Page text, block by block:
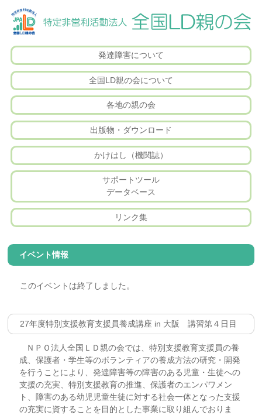
発達障害について
全国LD親の会について
各地の親の会
出版物・ダウンロード
かけはし（機関誌）
サポートツール
データベース
リンク集
イベント情報
このイベントは終了しました。
27年度特別支援教育支援員養成講座 in 大阪 講習第４日目
ＮＰＯ法人全国ＬＤ親の会では、特別支援教育支援員の養
成、保護者・学生等のボランティアの養成方法の研究・開発
を行うことにより、発達障害等の障害のある児童・生徒への
支援の充実、特別支援教育の推進、保護者のエンパワメン
ト、障害のある幼児児童生徒に対する社会一体となった支援
の充実に資することを目的とした事業に取り組んでおりま